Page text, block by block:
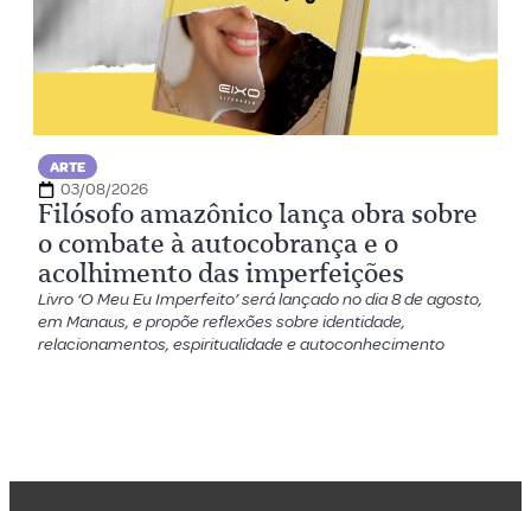
ARTE
03/08/2026
Filósofo amazônico lança obra sobre
o combate à autocobrança e o
acolhimento das imperfeições
Livro ‘O Meu Eu Imperfeito’ será lançado no dia 8 de agosto,
em Manaus, e propõe reflexões sobre identidade,
relacionamentos, espiritualidade e autoconhecimento